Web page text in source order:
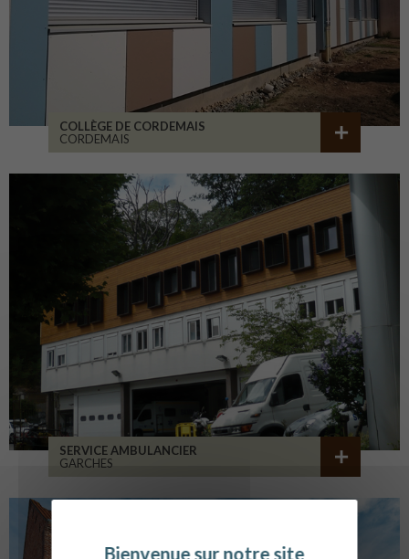
COLLÈGE DE CORDEMAIS
CORDEMAIS
SERVICE AMBULANCIER
GARCHES